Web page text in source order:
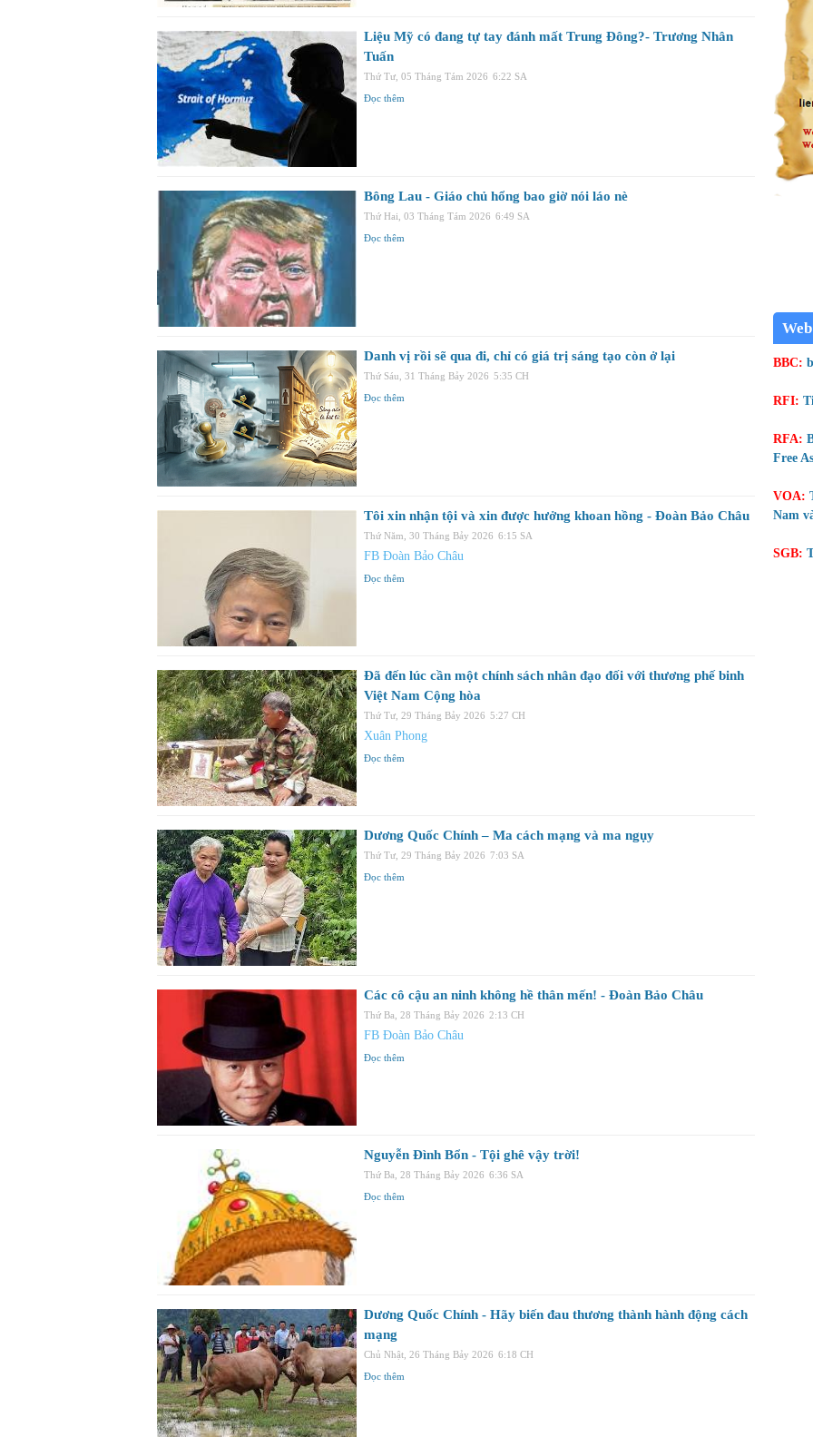
Liệu Mỹ có đang tự tay đánh mất Trung Đông?- Trương Nhân
Tuấn
Thứ Tư, 05 Tháng Tám 2026 6:22 SA
Đọc thêm
Bông Lau - Giáo chủ hổng bao giờ nói láo nè
Thứ Hai, 03 Tháng Tám 2026 6:49 SA
Đọc thêm
Danh vị rồi sẽ qua đi, chỉ có giá trị sáng tạo còn ở lại
Thứ Sáu, 31 Tháng Bảy 2026 5:35 CH
Đọc thêm
Tôi xin nhận tội và xin được hưởng khoan hồng - Đoàn Bảo Châu
Thứ Năm, 30 Tháng Bảy 2026 6:15 SA
FB Đoàn Bảo Châu
Đọc thêm
Đã đến lúc cần một chính sách nhân đạo đối với thương phế binh
Việt Nam Cộng hòa
Thứ Tư, 29 Tháng Bảy 2026 5:27 CH
Xuân Phong
Đọc thêm
Dương Quốc Chính – Ma cách mạng và ma ngụy
Thứ Tư, 29 Tháng Bảy 2026 7:03 SA
Đọc thêm
Các cô cậu an ninh không hề thân mến! - Đoàn Bảo Châu
Thứ Ba, 28 Tháng Bảy 2026 2:13 CH
FB Đoàn Bảo Châu
Đọc thêm
Nguyễn Đình Bổn - Tội ghê vậy trời!
Thứ Ba, 28 Tháng Bảy 2026 6:36 SA
Đọc thêm
Dương Quốc Chính - Hãy biến đau thương thành hành động cách
mạng
Chủ Nhật, 26 Tháng Bảy 2026 6:18 CH
Đọc thêm
BBC:
RFI:
RFA:
Free
VOA:
Nam
SGB: